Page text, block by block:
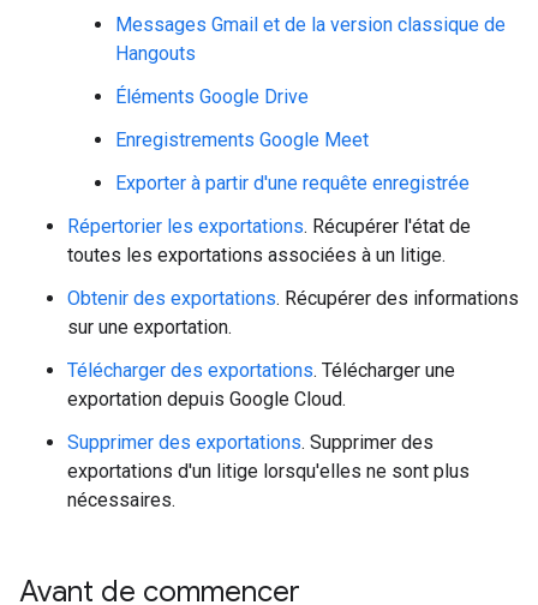
Messages Gmail et de la version classique de
Hangouts
Éléments Google Drive
Enregistrements Google Meet
Exporter à partir d'une requête enregistrée
Répertorier les exportations. Récupérer l'état de
toutes les exportations associées à un litige.
Obtenir des exportations. Récupérer des informations
sur une exportation.
Télécharger des exportations. Télécharger une
exportation depuis Google Cloud.
Supprimer des exportations. Supprimer des
exportations d'un litige lorsqu'elles ne sont plus
nécessaires.
Avant de commencer